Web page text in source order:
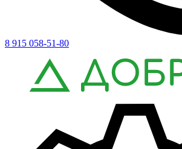
8 915 058-51-80